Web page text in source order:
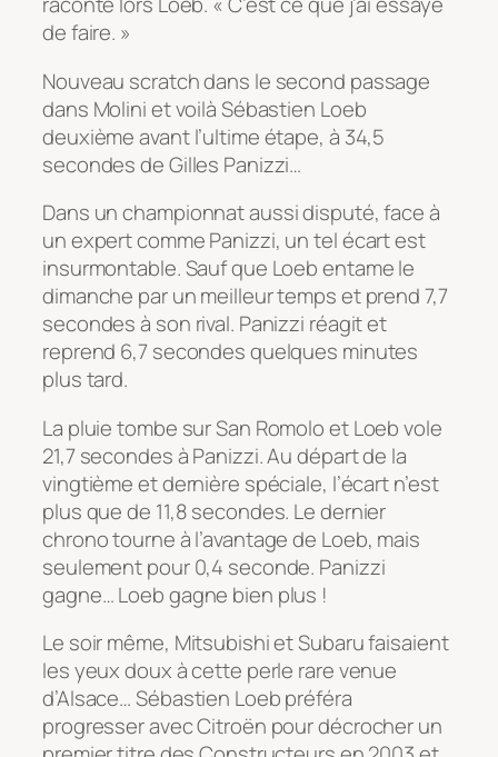
de faire. »
Nouveau scratch dans le second passage
dans Molini et voilà Sébastien Loeb
deuxième avant l’ultime étape, à 34,5
secondes de Gilles Panizzi…
Dans un championnat aussi disputé, face à
un expert comme Panizzi, un tel écart est
insurmontable. Sauf que Loeb entame le
dimanche par un meilleur temps et prend 7,7
secondes à son rival. Panizzi réagit et
reprend 6,7 secondes quelques minutes
plus tard.
La pluie tombe sur San Romolo et Loeb vole
21,7 secondes à Panizzi. Au départ de la
vingtième et dernière spéciale, l’écart n’est
plus que de 11,8 secondes. Le dernier
chrono tourne à l’avantage de Loeb, mais
seulement pour 0,4 seconde. Panizzi
gagne… Loeb gagne bien plus !
Le soir même, Mitsubishi et Subaru faisaient
les yeux doux à cette perle rare venue
d’Alsace… Sébastien Loeb préféra
progresser avec Citroën pour décrocher un